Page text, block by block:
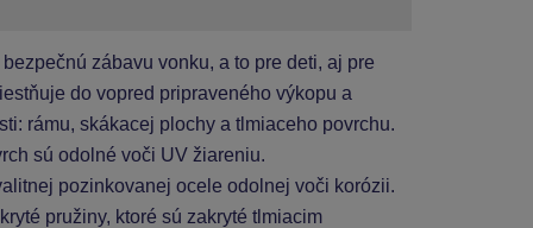
zábavu vonku, a to pre deti, aj pre
do vopred pripraveného výkopu a
rámu, skákacej plochy a tlmiaceho povrchu.
sú odolné voči UV žiareniu.
pozinkovanej ocele odolnej voči korózii.
pružiny, ktoré sú zakryté tlmiacim